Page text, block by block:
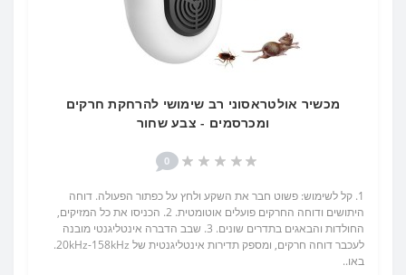
מכשיר אולטראסוני רב שימושי להרחקת חרקים
ומכרסמים - צבע שחור
0
1. קל לשימוש: פשוט חבר את השקע ולחץ על כפתור הפעולה. דוחה
היתושים ודוחה החרקים פועלים אוטומטית. 2. הכניסו את כל המזיקים,
החולדות והבאגים בתדרים שונים. 3. שבב הדברה אינטליגנטי מובנה
לעכבר דוחה חרקים, ומספק תדירות אינטליגנטית של 20kHz-158kHz.
באו..